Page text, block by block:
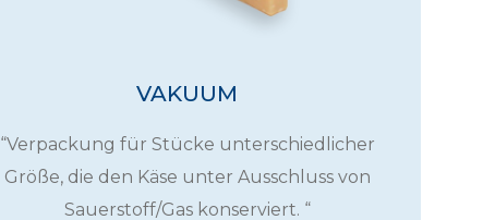
VAKUUM
“Verpackung für Stücke unterschiedlicher
Größe, die den Käse unter Ausschluss von
Sauerstoff/Gas konserviert. “